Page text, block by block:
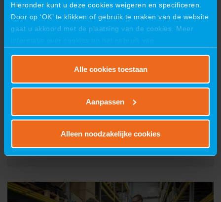
Hieronder kunt u deze cookies weigeren en specificeren.
Door op ‘OK’ te klikken of gebruik te maken van de website
gaat u akkoord met de plaatsing van de cookies. Meer
informatie over cookies en het gebruik van
Alle cookies toestaan
Aanpassen
Alleen noodzakelijke cookies
PAL-V: das erste fliegende Auto
der Welt